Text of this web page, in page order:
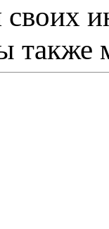
также